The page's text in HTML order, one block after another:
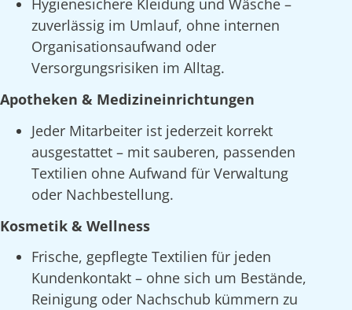
Hygienesichere Kleidung und Wäsche –
zuverlässig im Umlauf, ohne internen
Organisationsaufwand oder
Versorgungsrisiken im Alltag.
Apotheken & Medizineinrichtungen
Jeder Mitarbeiter ist jederzeit korrekt
ausgestattet – mit sauberen, passenden
Textilien ohne Aufwand für Verwaltung
oder Nachbestellung.
Kosmetik & Wellness
Frische, gepflegte Textilien für jeden
Kundenkontakt – ohne sich um Bestände,
Reinigung oder Nachschub kümmern zu